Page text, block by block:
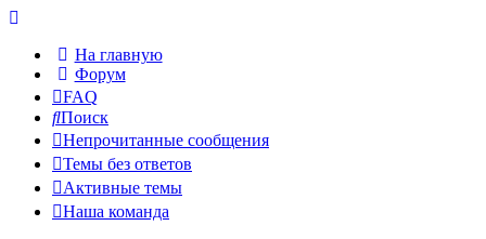
На главную
Форум
FAQ
Поиск
Непрочитанные сообщения
Темы без ответов
Активные темы
Наша команда